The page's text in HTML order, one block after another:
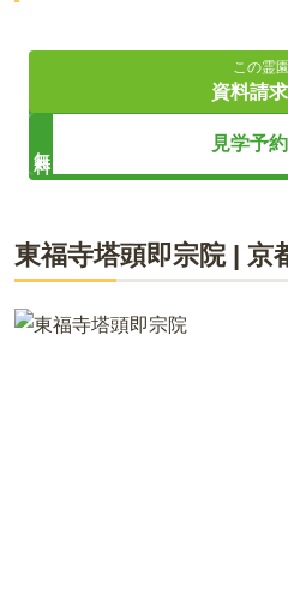
車・バス・自転車でも 八条
ライフドット編集部
とゆっくり対話することができま
どなたでも気軽に申し込むこと
などにおすすめです。水汲み場も
掃除や献花の水替えなどに利用が
20代・男性
阪急京都線西京極駅から徒歩15
ーミナル行きに乗り桂小橋で下
この霊
資料請
見学予
東福寺塔頭即宗院| 京